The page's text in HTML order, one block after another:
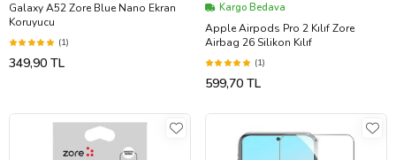
Galaxy A52 Zore Blue Nano Ekran
Koruyucu
(1)
349,90 TL
Kargo Bedava
Apple Airpods Pro 2 Kılıf Zore
Airbag 26 Silikon Kılıf
(1)
599,70 TL